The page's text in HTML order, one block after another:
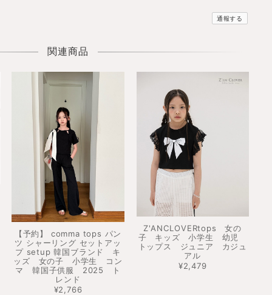
通報する
関連商品
【予約】 comma tops パン
ツ シャーリング セットアッ
プ setup 韓国ブランド キ
ッズ 女の子 小学生 コン
マ 韓国子供服 2025 ト
レンド
¥2,766
Z'ANCLOVERtops 女の
子 キッズ 小学生 幼児
トップス ジュニア カジュ
アル
¥2,479